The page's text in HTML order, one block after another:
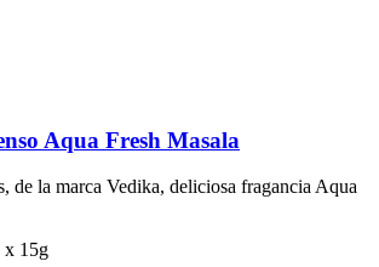
Aqua Fresh Masala
de la marca Vedika, deliciosa fragancia Aqua
x 15g